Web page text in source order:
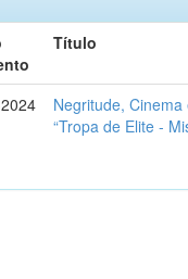
Título
Negritude,
“Tropa de Elite -